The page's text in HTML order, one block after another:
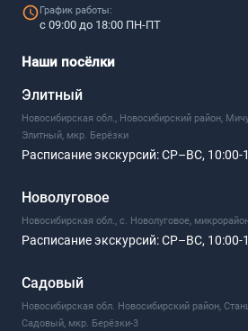
График работы:
с 09:00 до 18:00 ПН-ПТ
Наши посёлки
Элитный
Новосибирская обл., Новосибирский район,
Элитный, мкр. Берёзки
Расписание экскурсий:СР–ВС, 10:00-
Новолуговое
Новосибирская обл., с. Новолуговое,
Расписание экскурсий:СР–ВС, 10:00-
Садовый
Новосибирская обл. Новосибирский район,
Садовый, мкр. Берёзки-3